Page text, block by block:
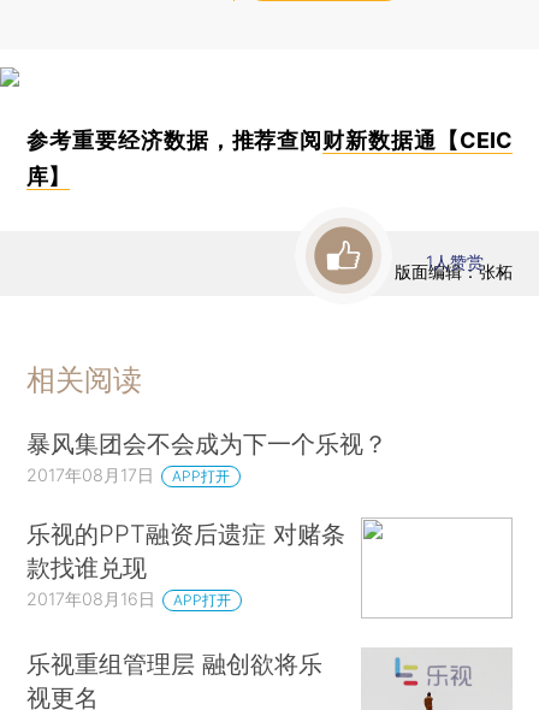
参考重要经济数据，推荐查阅财新数据通【CEIC
库】
版面编辑：张柘
1人赞赏
相关阅读
暴风集团会不会成为下一个乐视？
2017年08月17日 APP打开
乐视的PPT融资后遗症 对赌条
款找谁兑现
2017年08月16日 APP打开
乐视重组管理层 融创欲将乐
视更名